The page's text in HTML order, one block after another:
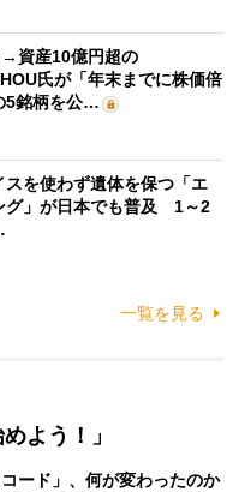
→資産10億円超の
氏が「年末までに株価倍
5銘柄を公…
スを使わず遺体を保つ「エ
グ」が日本でも普及 1～2
一覧を見る
よう！」
ード」、何が変わったのか